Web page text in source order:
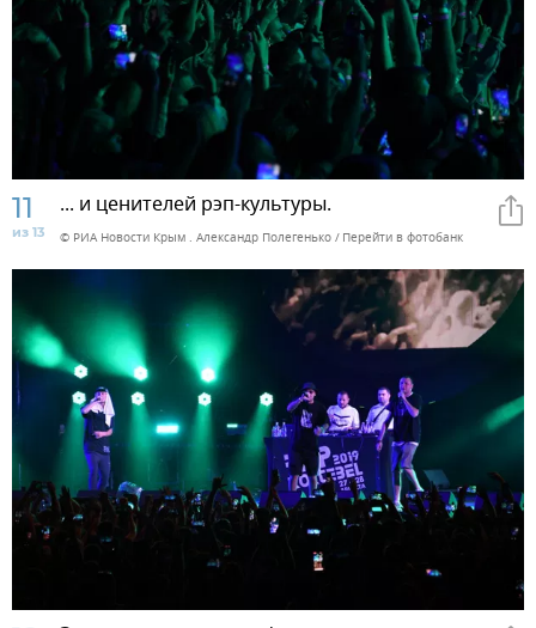
11
из 13
... и ценителей рэп-культуры.
© РИА Новости Крым . Александр Полегенько Перейти в фотобанк